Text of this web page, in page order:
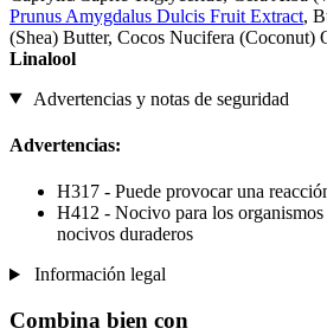
Prunus Amygdalus Dulcis Fruit Extract,
(Shea) Butter, Cocos Nucifera (Coconut)
Linalool
Advertencias y notas de seguridad
Advertencias:
H317 - Puede provocar una
H412 - Nocivo para los organismos
nocivos duraderos
Información legal
Combina bien con